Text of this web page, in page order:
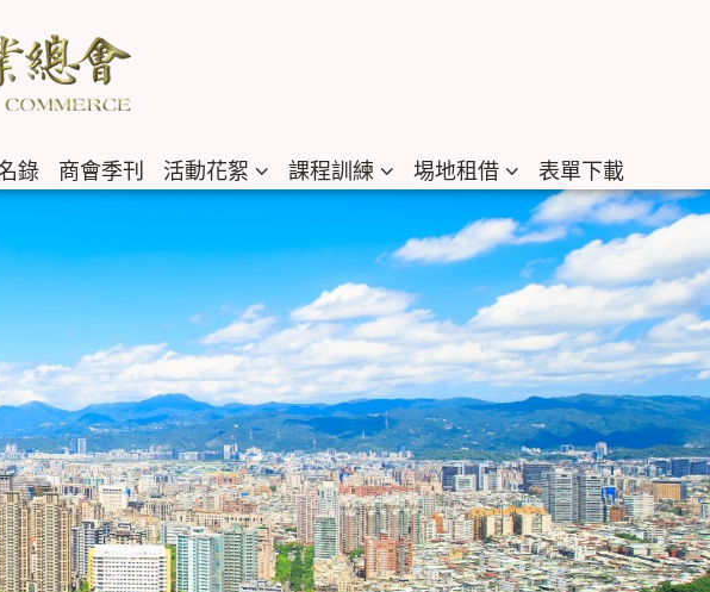
錄 商會季刊 活動花絮 課程訓練 埸地租借 表單下載